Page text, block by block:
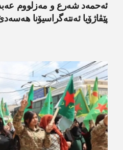
ئەحمەد شەرع و مەزلووم
پێڤاژۆیا ئەنتەگراسیۆنا